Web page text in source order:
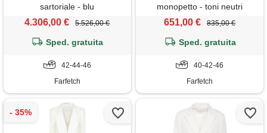
sartoriale - blu
4.306,00 € 5.526,00 €
Sped. gratuita
42-44-46
Farfetch
monopetto - toni neutri
651,00 € 835,00 €
Sped. gratuita
40-42-46
Farfetch